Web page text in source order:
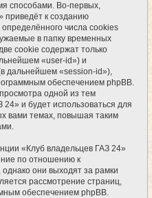
способами. Во-первых,
приведёт к созданию
числа cookies
в папку временных
cookie содержат только
«user-id») и
дальнейшем «session-id»),
обеспечением phpBB.
одной из тем
и будет использоваться для
вами темах, повышая таким
«Клуб владельцев ГАЗ 24»
по отношению к
они выходят за рамки
рассмотрение страниц,
обеспечением phpBB.